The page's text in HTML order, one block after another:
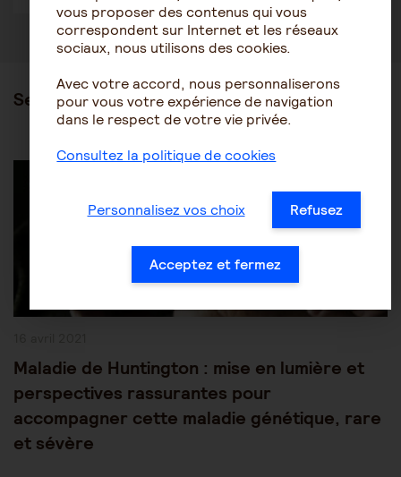
Ses articles
Les pathologies du vieillissement Autres pathologies
Maladie de Huntington : mise en lumière et
perspectives rassurantes pour
accompagner cette maladie génétique, rare
et sévère
vous proposer des contenus qui vous
correspondent sur Internet et les réseaux
sociaux, nous utilisons des cookies.
Avec votre accord, nous personnaliserons
pour vous votre expérience de navigation
dans le respect de votre vie privée.
Consultez la politique de cookies
Personnalisez vos choix Refusez
Acceptez et fermez